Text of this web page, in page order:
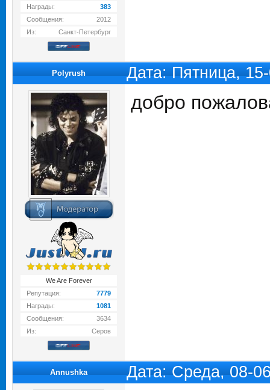
Награды:
383
Сообщения:
2012
Из:
Санкт-Петербург
Polyrush Дата: Пятница,
We Are Forever
Репутация:
7779
Награды:
1081
Сообщения:
3634
Из:
Серов
добро
Annushka Дата: Среда, 08-